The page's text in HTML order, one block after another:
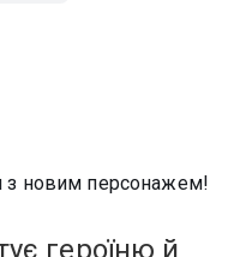
з новим персонажем!
героїню й